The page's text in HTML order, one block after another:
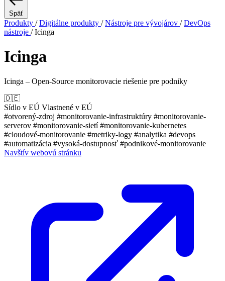
Späť
Produkty / Digitálne produkty / Nástroje pre vývojárov / DevOps
nástroje / Icinga
Icinga
Icinga – Open-Source monitorovacie riešenie pre podniky
🇩🇪
Sídlo v EÚ Vlastnené v EÚ
#otvorený-zdroj #monitorovanie-infrastruktúry #monitorovanie-
serverov #monitorovanie-sietí#monitorovanie-kubernetes
#cloudové-monitorovanie #metriky-logy #analytika #devops
#automatizácia #vysoká-dostupnosť #podnikové-monitorovanie
Navštív webovú stránku